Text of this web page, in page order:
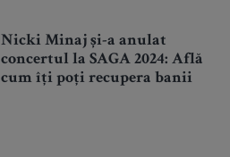
Nicki Minaj și-a anulat
concertul la SAGA 2024: Află
cum îți poți recupera banii